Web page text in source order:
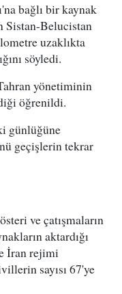
bağlı bir kaynak
Sistan-Belucistan
uzaklıkta
söyledi.
yönetiminin
öğrenildi.
günlüğüne
geçişlerin tekrar
ve çatışmaların
aktardığı
İran rejimi
sayısı 67'ye